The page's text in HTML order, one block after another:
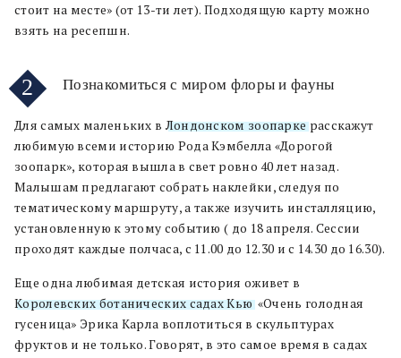
стоит на месте» (от 13-ти лет). Подходящую карту можно
взять на ресепшн.
2 Познакомиться с миром флоры и фауны
Для самых маленьких в Лондонском зоопаркерасскажут
любимую всеми историю Рода Кэмбелла «Дорогой
зоопарк», которая вышла в свет ровно 40 лет назад.
Малышам предлагают собрать наклейки, следуя по
тематическому маршруту, а также изучить инсталляцию,
установленную к этому событию ( до 18 апреля. Сессии
проходят каждые полчаса, с 11.00 до 12.30 и с 14.30 до 16.30).
Еще одна любимая детская история оживет в
Королевских ботанических садах Кью. «Очень голодная
гусеница» Эрика Карла воплотиться в скульптурах
фруктов и не только. Говорят, в это самое время в садах